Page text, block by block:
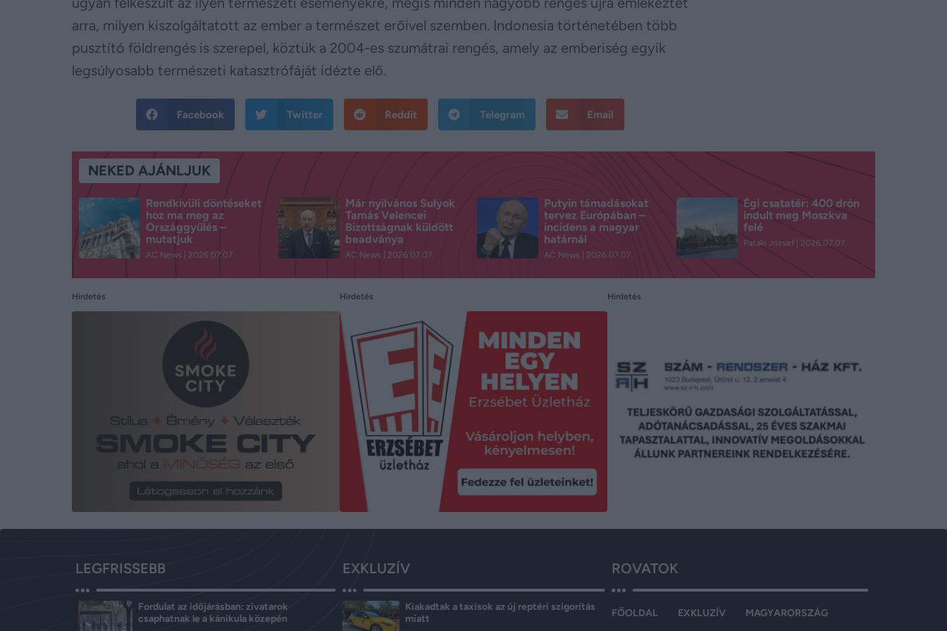
arra, milyen kiszolgáltatott az ember a természet erőivel szemben. Indonesia történetében több
pusztító földrengés is szerepel, köztük a 2004-es szumátrai rengés, amely az emberiség egyik
legsúlyosabb természeti katasztrófáját idézte elő.
Facebook Twitter Reddit Telegram Email
NEKED AJÁNLJUK
Rendkívüli döntéseket
hoz ma meg az
Országgyűlés –
mutatjuk
AC News 2026.07.07.
Már nyilvános Sulyok
Tamás Velencei
Bizottságnak küldött
beadványa
AC News 2026.07.07.
Putyin támadásokat
tervez Európában –
incidens a magyar
határnál
AC News 2026.07.07.
Égi csatatér: 400 drón
indult meg Moszkva
felé
Pataki József 2026.07.07.
Hirdetés Hirdetés Hirdetés
LEGFRISSEBB
Fordulat az időjárásban: zivatarok
csaphatnak le a kánikula közepén
EXKLUZÍV
Kiakadtak a taxisok az új reptéri szigorítás
miatt
ROVATOK
FŐOLDAL EXKLUZÍV MAGYARORSZÁG